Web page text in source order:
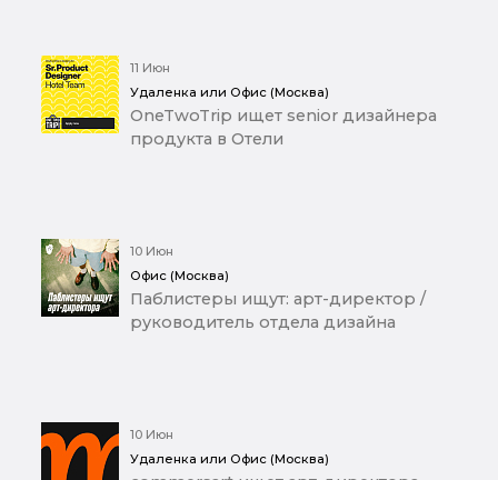
11 Июн
Удаленка или Офис (Москва)
OneTwoTrip ищет senior дизайнера
продукта в Отели
10 Июн
Офис (Москва)
Паблистеры ищут: арт-директор /
руководитель отдела дизайна
10 Июн
Удаленка или Офис (Москва)